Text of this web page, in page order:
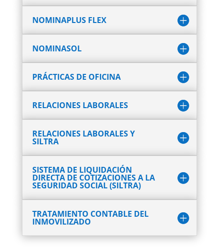
NOMINAPLUS FLEX
NOMINASOL
PRÁCTICAS DE OFICINA
RELACIONES LABORALES
RELACIONES LABORALES Y
SILTRA
SISTEMA DE LIQUIDACIÓN
DIRECTA DE COTIZACIONES A LA
SEGURIDAD SOCIAL (SILTRA)
TRATAMIENTO CONTABLE DEL
INMOVILIZADO